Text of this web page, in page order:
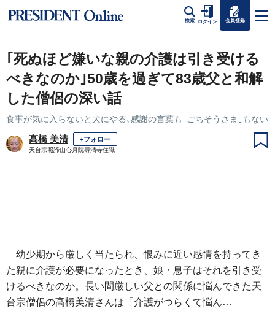
検索 ログイン 会員登録
｢死ぬほど嫌いな親の介護は引き受ける
べきなのか｣50歳を過ぎて83歳父と和解
した僧侶の深い話
食事が気に入らないと犬にやる､感謝の言葉も｢ごちそうさま｣もない
髙橋 美清 +フォロー
天台宗照諦山心月院尋清寺住職
幼少期から厳しく当たられ、恨みに近い感情を持ってき
た親に介護が必要になったとき、娘・息子はそれを引き受
けるべきなのか。長い間厳しい父との関係に悩んできた天
台宗僧侶の髙橋美清さんは「介護がつらくて悩ん…